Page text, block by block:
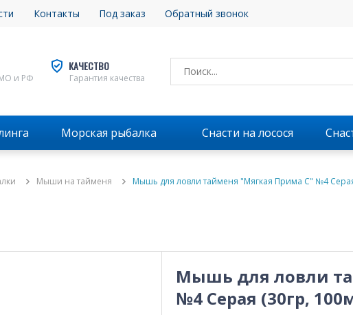
Контакты Под заказ Обратный звонок
МО и РФ
КАЧЕСТВО
Гарантия качества
Морская рыбалка Снасти на лосося
Мыши на тайменя Мышь для ловли тайменя "Мягкая Прима С" №4
Мышь для ловли
№4 Серая (30гр,